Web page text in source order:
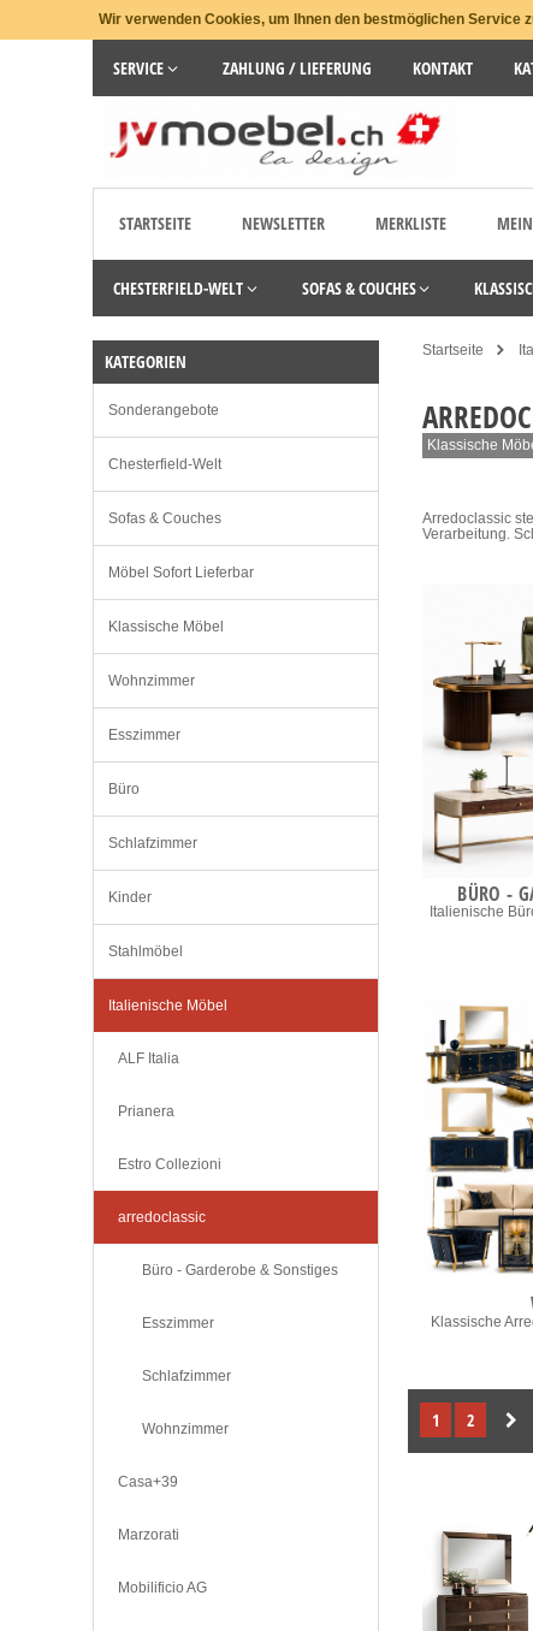
Wir verwenden Cookies, um Ihnen den bestmöglichen Service
SERVICE ZAHLUNG / LIEFERUNG KONTAKT
STARTSEITE NEWSLETTER MERKLISTE
CHESTERFIELD-WELT SOFAS & COUCHES
Startseite
Klassische
Arredoclassic
Verarbeitung.
BÜRO -
Italienische
Klassische
1 2
KATEGORIEN
Sonderangebote
Chesterfield-Welt
Sofas & Couches
Möbel Sofort Lieferbar
Klassische Möbel
Wohnzimmer
Esszimmer
Büro
Schlafzimmer
Kinder
Stahlmöbel
Italienische Möbel
ALF Italia
Prianera
Estro Collezioni
arredoclassic
Büro - Garderobe & Sonstiges
Esszimmer
Schlafzimmer
Wohnzimmer
Casa+39
Marzorati
Mobilificio AG